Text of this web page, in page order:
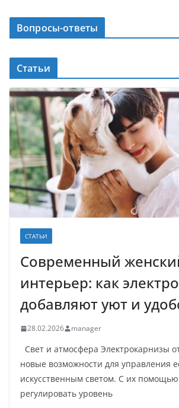
Вопросы-ответы
Статьи
СТАТЬИ
Современный
интерьер: как
добавляют уют и
28.02.2026 manager
Свет и атмосфера Электрокарнизы
новые возможности для управления
искусственным светом. С их
регулировать уровень